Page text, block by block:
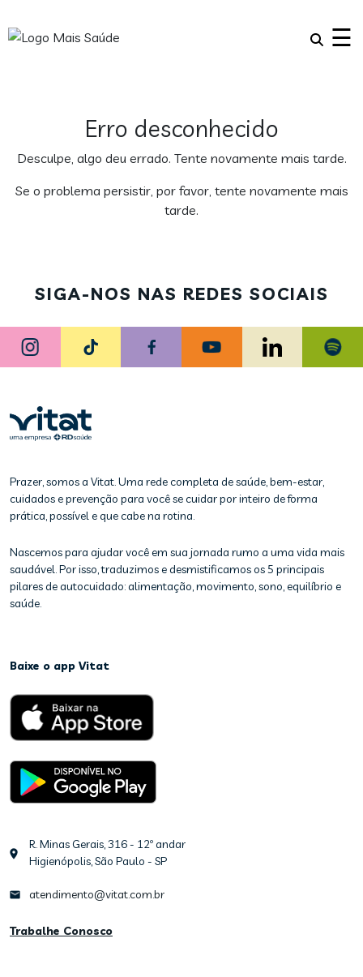
☰
Erro desconhecido
Desculpe, algo deu errado. Tente novamente mais tarde.
Se o problema persistir, por favor, tente novamente mais
tarde.
SIGA-NOS NAS REDES SOCIAIS
Prazer, somos a Vitat. Uma rede completa de saúde, bem-estar,
cuidados e prevenção para você se cuidar por inteiro de forma
prática, possível e que cabe na rotina.
Nascemos para ajudar você em sua jornada rumo a uma vida mais
saudável. Por isso, traduzimos e desmistificamos os 5 principais
pilares de autocuidado: alimentação, movimento, sono, equilíbrio e
saúde.
Baixe o app Vitat
R. Minas Gerais, 316 - 12º andar
Higienópolis, São Paulo - SP
atendimento@vitat.com.br
Trabalhe Conosco